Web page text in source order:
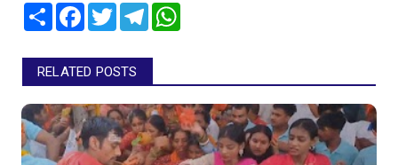
Share Facebook
TwitterTelegram
RELATED POSTS